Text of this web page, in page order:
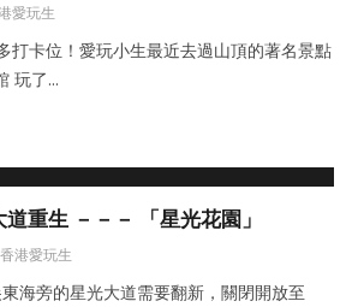
愛玩生
打卡位！愛玩小生最近去過山頂的著名景點
玩了...
道重生 －－－ 「星光花園」
香港愛玩生
海旁的星光大道需要翻新，關閉開放至